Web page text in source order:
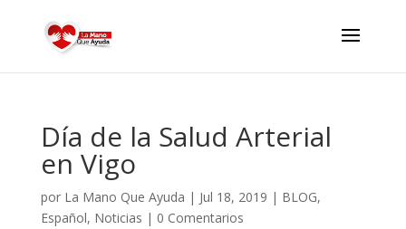
Día de la Salud Arterial
en Vigo
por La Mano Que Ayuda | Jul 18, 2019 | BLOG,
Español, Noticias | 0 Comentarios